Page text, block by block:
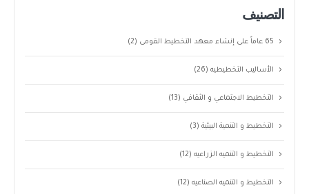
التصنيف
65 عاماً على إنشاء معهد التخطيط القومى (2)
الأساليب التخطيطيه(26)
التخطيط الاجتماعي و الثقافي (13)
التخطيط و التنمية البيئية(3)
التخطيط و التنميه الزراعيه(12)
التخطيط و التنميه الصناعيه(12)